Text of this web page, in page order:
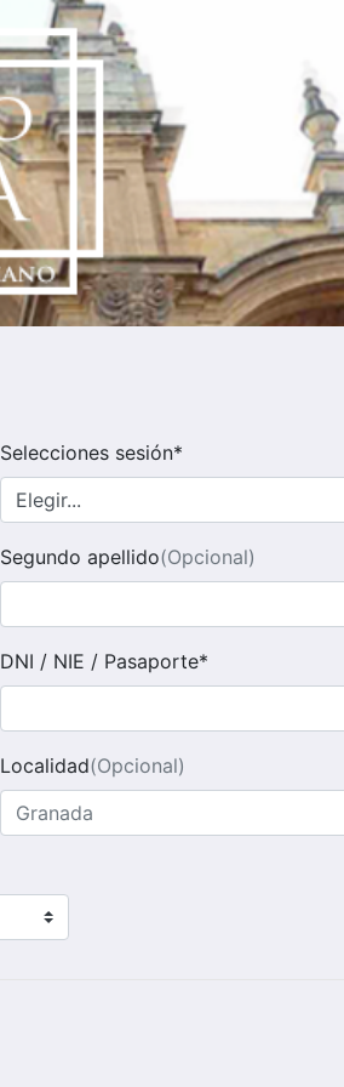
Selecciones sesión*
Segundo apellido(Opcional)
DNI / NIE / Pasaporte*
Localidad(Opcional)